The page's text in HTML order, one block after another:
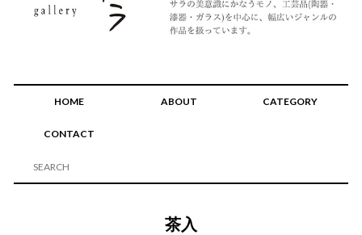
HOME ABOUT CATEGORY
CONTACT
茶入